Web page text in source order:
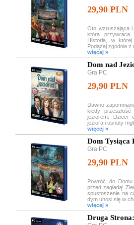
29,90 PLN
Oto wzruszająca i
która przywraca
Historia, w
Podążaj zgodnie z
więcej »
Dom nad
Gra PC
29,90 PLN
Dawno
kiedy
jeziorem: Dzieci
jeziora i osnuty
więcej »
Dom Tysiąca
Gra PC
29,90 PLN
Powróć do
przed zagładą!
spustoszenie na
dym unosi się w
więcej »
Druga